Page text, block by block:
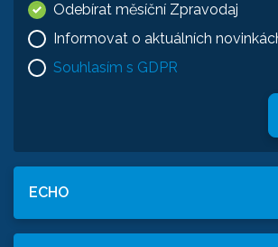
Odebírat měsíční Zpravodaj
Informovat o aktuálních
Souhlasím s GDPR
ECHO